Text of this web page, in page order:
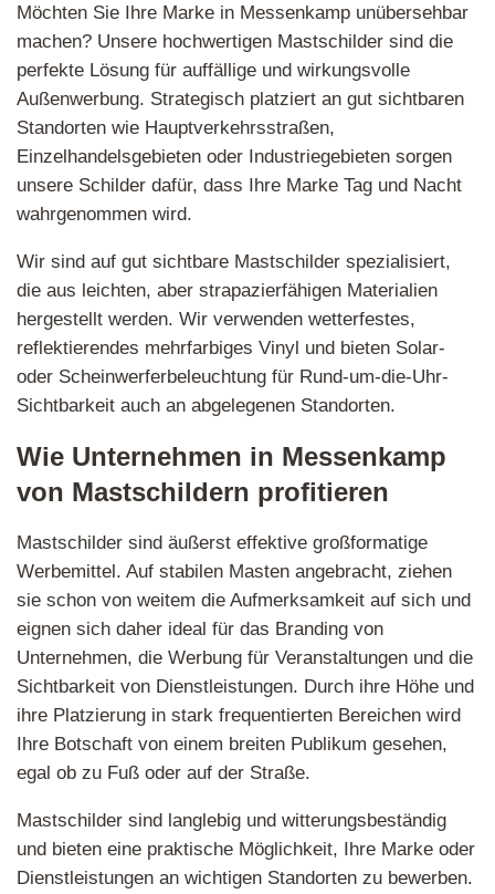
Möchten Sie Ihre Marke in Messenkamp unübersehbar
machen? Unsere hochwertigen Mastschilder sind die
perfekte Lösung für auffällige und wirkungsvolle
Außenwerbung. Strategisch platziert an gut sichtbaren
Standorten wie Hauptverkehrsstraßen,
Einzelhandelsgebieten oder Industriegebieten sorgen
unsere Schilder dafür, dass Ihre Marke Tag und Nacht
wahrgenommen wird.
Wir sind auf gut sichtbare Mastschilder spezialisiert,
die aus leichten, aber strapazierfähigen Materialien
hergestellt werden. Wir verwenden wetterfestes,
reflektierendes mehrfarbiges Vinyl und bieten Solar-
oder Scheinwerferbeleuchtung für Rund-um-die-Uhr-
Sichtbarkeit auch an abgelegenen Standorten.
Wie Unternehmen in Messenkamp
von Mastschildern profitieren
Mastschilder sind äußerst effektive großformatige
Werbemittel. Auf stabilen Masten angebracht, ziehen
sie schon von weitem die Aufmerksamkeit auf sich und
eignen sich daher ideal für das Branding von
Unternehmen, die Werbung für Veranstaltungen und die
Sichtbarkeit von Dienstleistungen. Durch ihre Höhe und
ihre Platzierung in stark frequentierten Bereichen wird
Ihre Botschaft von einem breiten Publikum gesehen,
egal ob zu Fuß oder auf der Straße.
Mastschilder sind langlebig und witterungsbeständig
und bieten eine praktische Möglichkeit, Ihre Marke oder
Dienstleistungen an wichtigen Standorten zu bewerben.